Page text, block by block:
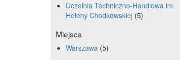
Uczelnia Techniczno-Handlowa im.
Heleny Chodkowskiej 5
Miejsca
Warszawa 5